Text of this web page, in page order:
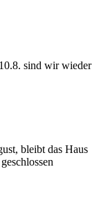
sind wir wieder
bleibt das Haus